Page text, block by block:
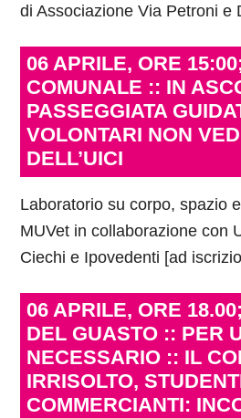
di Associazione Via Petroni e
06 APRILE, ORE
COMUNALE :: IN
PASSEGGIATA
VOLONTARI NON
DELL’UICI
Laboratorio su corpo, spazio
MUVet in collaborazione con
Ciechi e Ipovedenti [ad
06 APRILE, ORE
DEL GUASTO :: PER
NECESSARIO :: IL
IRRISOLTO,
COMMERCIANTI: